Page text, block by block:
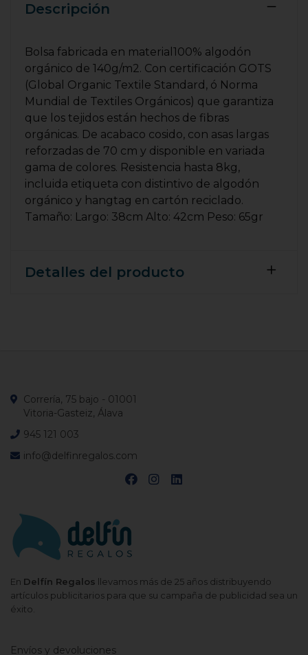
Descripción
Bolsa fabricada en material100% algodón
orgánico de 140g/m2. Con certificación GOTS
(Global Organic Textile Standard, ó Norma
Mundial de Textiles Orgánicos) que garantiza
que los tejidos están hechos de fibras
orgánicas. De acabaco cosido, con asas largas
reforzadas de 70 cm y disponible en variada
gama de colores. Resistencia hasta 8kg,
incluida etiqueta con distintivo de algodón
orgánico y hangtag en cartón reciclado.
Tamaño: Largo: 38cm Alto: 42cm Peso: 65gr
Detalles del producto
En Delfín Regalos llevamos más de 25 años distribuyendo
artículos publicitarios para que su campaña de publicidad sea un
éxito.
Correría, 75 bajo - 01001
Vitoria-Gasteiz, Álava
945 121 003
info@delfinregalos.com
Envíos y devoluciones